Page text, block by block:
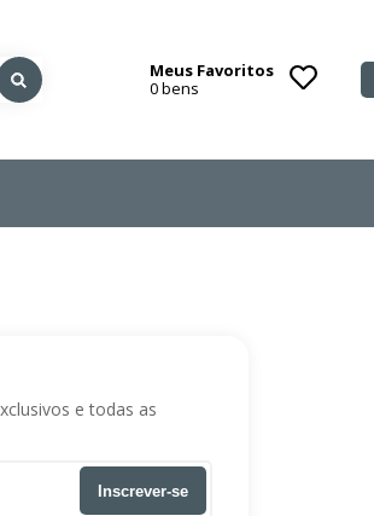
Meus Favoritos
0bens
e todas as
Inscrever-se